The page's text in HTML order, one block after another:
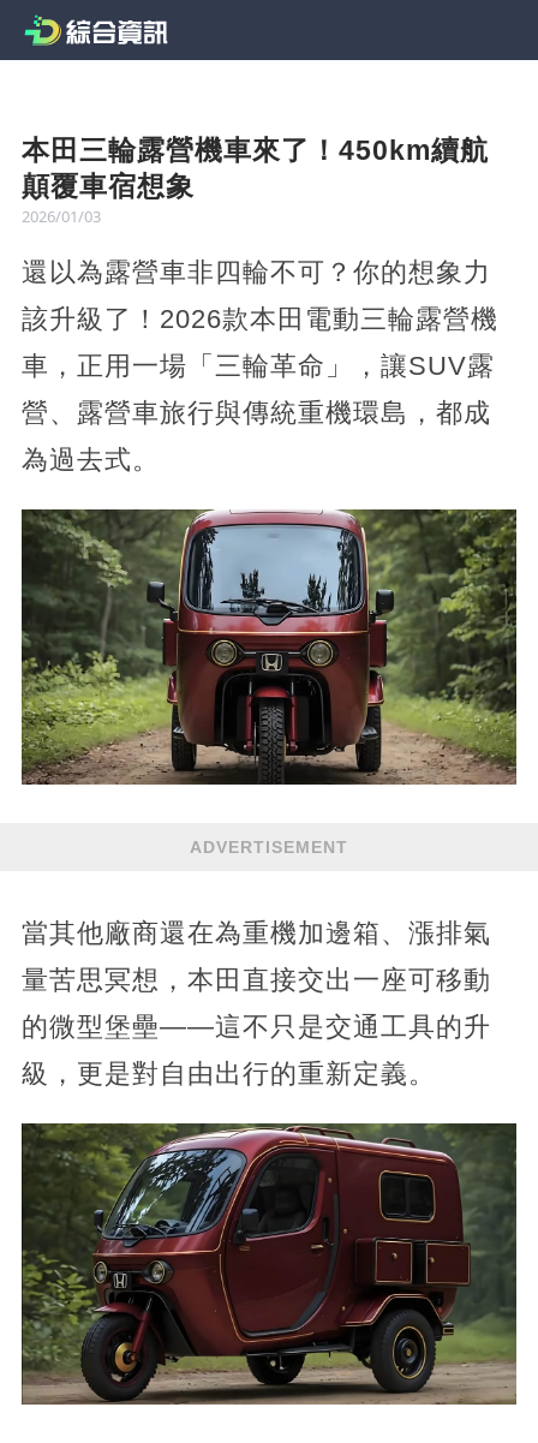
本田三輪露營機車來了！450km續航
顛覆車宿想象
2026/01/03
還以為露營車非四輪不可？你的想象力
該升級了！2026款本田電動三輪露營機
車，正用一場「三輪革命」，讓SUV露
營、露營車旅行與傳統重機環島，都成
為過去式。
ADVERTISEMENT
當其他廠商還在為重機加邊箱、漲排氣
量苦思冥想，本田直接交出一座可移動
的微型堡壘——這不只是交通工具的升
級，更是對自由出行的重新定義。